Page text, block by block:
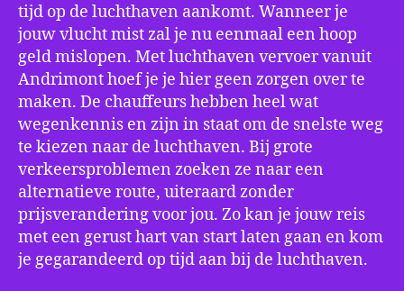
tijd op de luchthaven aankomt. Wanneer je
jouw vlucht mist zal je nu eenmaal een hoop
geld mislopen. Met luchthaven vervoer vanuit
Andrimont hoef je je hier geen zorgen over te
maken. De chauffeurs hebben heel wat
wegenkennis en zijn in staat om de snelste weg
te kiezen naar de luchthaven. Bij grote
verkeersproblemen zoeken ze naar een
alternatieve route, uiteraard zonder
prijsverandering voor jou. Zo kan je jouw reis
met een gerust hart van start laten gaan en kom
je gegarandeerd op tijd aan bij de luchthaven.